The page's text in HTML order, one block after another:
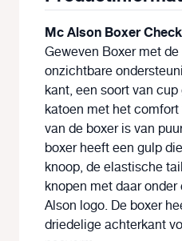
Mc Alson Boxer
Geweven Boxer met
onzichtbare
kant, een soort van
katoen met het
van de boxer is van
boxer heeft een gulp
knoop, de elastische
knopen met daar
Alson logo. De boxer
driedelige achterkant